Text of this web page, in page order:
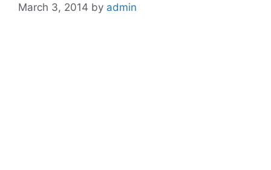
March 3, 2014 by admin